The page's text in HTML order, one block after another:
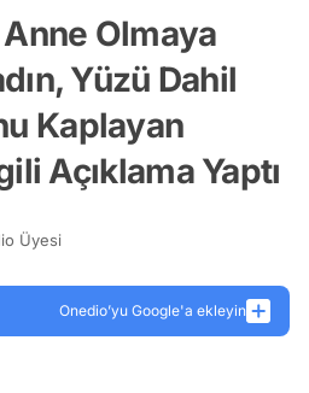
Olmaya
Yüzü Dahil
Kaplayan
Açıklama Yaptı
Üyesi
Onedio’yu Google'a ekleyin